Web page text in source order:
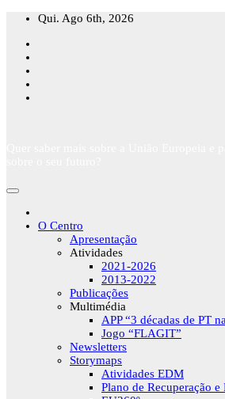
Skip
content
Qui. Ago 6th, 2026
O Centro
Apresentação
Atividades
2021-2026
2013-2022
Publicações
Multimédia
APP “3 décadas de PT
Jogo “FLAGIT”
Newsletters
Storymaps
Atividades EDM
Plano de Recuperação e